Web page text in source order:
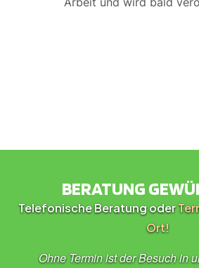
BERATUNG
Telefonische Beratung oder
Ort!
Ohne Termin ist der Besuch in